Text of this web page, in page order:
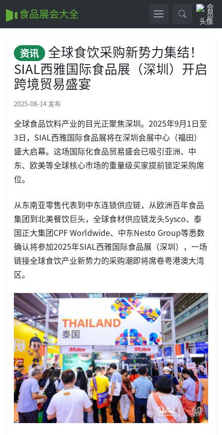
食品展会大全
资讯 全球食饮采购新势力集结！
SIAL西雅国际食品展（深圳）开启
跨境贸易盛宴
2025-08-14 发布
​​全球食品饮料产业的目光正聚焦深圳。2025年9月1日至
3日，​​SIAL西雅国际食品展将在深圳会展中心（福田）
盛大启幕。这场国际化食品贸易盛会已吸引亚洲、中
东、欧美等全球核心市场的重量级买家提前锁定采购席
位。
从东南亚零售代表到中东连锁供应链，从欧洲百年食品
集团到北美餐饮巨头，全球食材供应链龙头Sysco、泰
国正大集团CPF Worldwide、中东Nesto Group等悉数
确认将参加2025年SIAL西雅国际食品展（深圳），一场
链接全球食饮产业新势力的采购潮即将席卷粤港澳大湾
区。